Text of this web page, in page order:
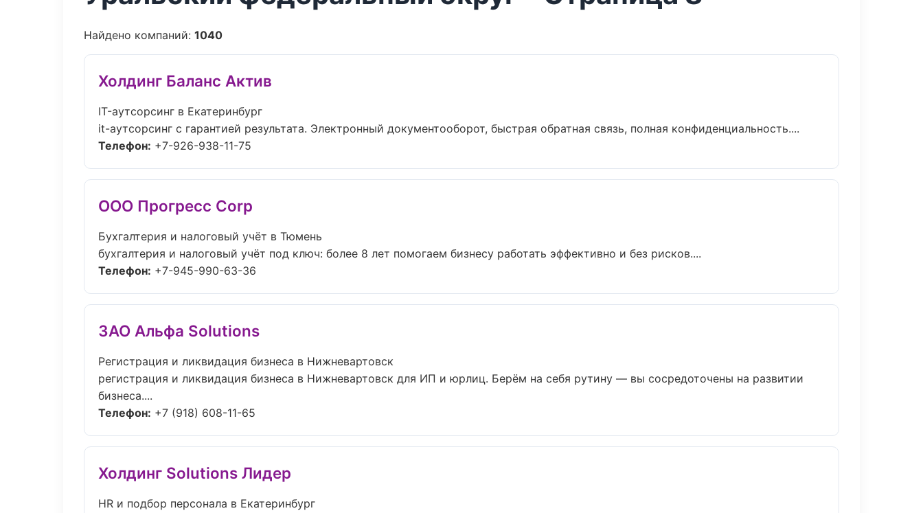
Найдено компаний: 1040
Холдинг Баланс Актив
IT-аутсорсинг в Екатеринбург
it-аутсорсинг с гарантией результата. Электронный документооборот, быстрая обратная связь, полная конфиденциальность....
Телефон: +7-926-938-11-75
ООО Прогресс Corp
Бухгалтерия и налоговый учёт в Тюмень
бухгалтерия и налоговый учёт под ключ: более 8 лет помогаем бизнесу работать эффективно и без рисков....
Телефон: +7-945-990-63-36
ЗАО Альфа Solutions
Регистрация и ликвидация бизнеса в Нижневартовск
регистрация и ликвидация бизнеса в Нижневартовск для ИП и юрлиц. Берём на себя рутину — вы сосредоточены на развитии
бизнеса....
Телефон: +7 (918) 608-11-65
Холдинг Solutions Лидер
HR и подбор персонала в Екатеринбург